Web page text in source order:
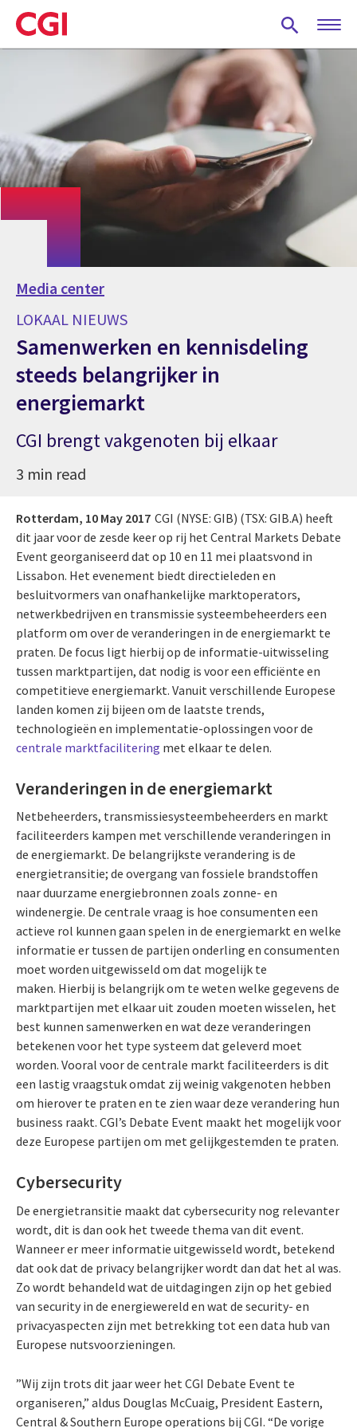
Skip
to
main
Media center
LOKAAL NIEUWS
Samenwerken en kennisdeling
steeds belangrijker in
energiemarkt
CGI brengt vakgenoten bij elkaar
3 min read
Rotterdam, 10 May 2017 CGI (NYSE: GIB) (TSX: GIB.A) heeft
dit jaar voor de zesde keer op rij het Central Markets Debate
Event georganiseerd dat op 10 en 11 mei plaatsvond in
Lissabon. Het evenement biedt directieleden en
besluitvormers van onafhankelijke marktoperators,
netwerkbedrijven en transmissie systeembeheerders een
platform om over de veranderingen in de energiemarkt te
praten. De focus ligt hierbij op de informatie-uitwisseling
tussen marktpartijen, dat nodig is voor een efficiënte en
competitieve energiemarkt. Vanuit verschillende Europese
landen komen zij bijeen om de laatste trends,
technologieën en implementatie-oplossingen voor de
centrale marktfacilitering met elkaar te delen.
Veranderingen in de energiemarkt
Netbeheerders, transmissiesysteembeheerders en markt
faciliteerders kampen met verschillende veranderingen in
de energiemarkt. De belangrijkste verandering is de
energietransitie; de overgang van fossiele brandstoffen
naar duurzame energiebronnen zoals zonne- en
windenergie. De centrale vraag is hoe consumenten een
actieve rol kunnen gaan spelen in de energiemarkt en welke
informatie er tussen de partijen onderling en consumenten
moet worden uitgewisseld om dat mogelijk te
maken. Hierbij is belangrijk om te weten welke gegevens de
marktpartijen met elkaar uit zouden moeten wisselen, het
best kunnen samenwerken en wat deze veranderingen
betekenen voor het type systeem dat geleverd moet
worden. Vooral voor de centrale markt faciliteerders is dit
een lastig vraagstuk omdat zij weinig vakgenoten hebben
om hierover te praten en te zien waar deze verandering hun
business raakt. CGI’s Debate Event maakt het mogelijk voor
deze Europese partijen om met gelijkgestemden te praten.
Cybersecurity
De energietransitie maakt dat cybersecurity nog relevanter
wordt, dit is dan ook het tweede thema van dit event.
Wanneer er meer informatie uitgewisseld wordt, betekend
dat ook dat de privacy belangrijker wordt dan dat het al was.
Zo wordt behandeld wat de uitdagingen zijn op het gebied
van security in de energiewereld en wat de security- en
privacyaspecten zijn met betrekking tot een data hub van
Europese nutsvoorzieningen.
”Wij zijn trots dit jaar weer het CGI Debate Event te
organiseren,” aldus Douglas McCuaig, President Eastern,
Central & Southern Europe operations bij CGI. “De vorige